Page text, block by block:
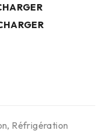
, Réfrigération